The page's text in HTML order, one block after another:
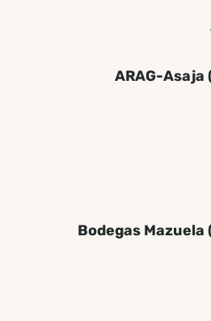
ARAG-Asaja
Bodegas Mazuela